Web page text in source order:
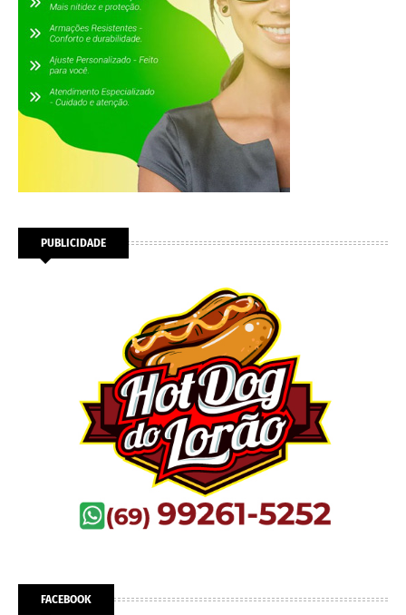
PUBLICIDADE
FACEBOOK